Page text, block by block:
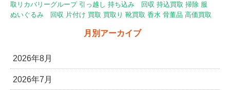
取リカバリーグループ 引っ越し 持ち込み 回収 持込買取 掃除 服
ぬいぐるみ 回収 片付け 買取 買取り 靴買取 香水 骨董品 高価買取
月別アーカイブ
2026年8月
2026年7月